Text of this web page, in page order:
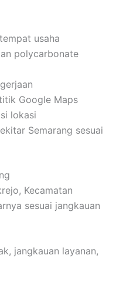
usaha
polycarbonate
Google Maps
lokasi
Semarang sesuai
Kecamatan
sesuai jangkauan
jangkauan layanan,